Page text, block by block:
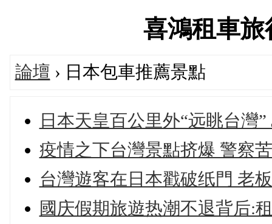
喜鴻租車
論壇 › 日本包車推薦景點
日本天皇百公里外“远眺台灣
疫情之下台灣景點挤爆 警察
台灣遊客在日本戳破纸門 老
國庆假期旅遊热潮不退背后: